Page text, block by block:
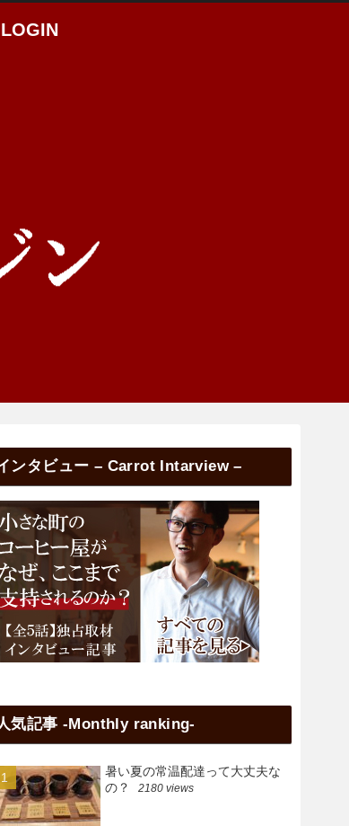
ンタビュー – Carrot Intarview –
気記事 -Monthly ranking-
暑い夏の常温配達って大丈夫な
の？
2180 views